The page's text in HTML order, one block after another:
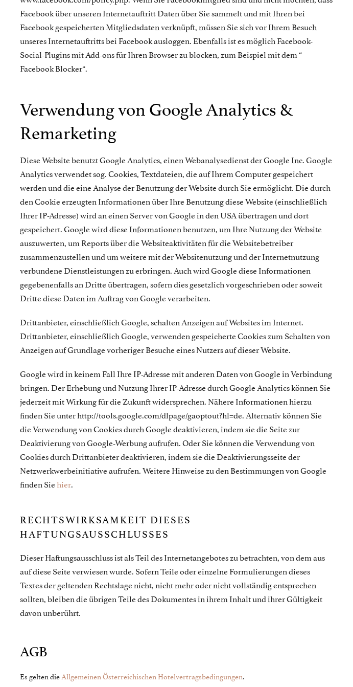
Facebook über unseren Internetauftritt Daten über Sie sammelt und mit Ihren bei
Facebook gespeicherten Mitgliedsdaten verknüpft, müssen Sie sich vor Ihrem Besuch
unseres Internetauftritts bei Facebook ausloggen. Ebenfalls ist es möglich Facebook-
Social-Plugins mit Add-ons für Ihren Browser zu blocken, zum Beispiel mit dem “
Facebook Blocker“.
Verwendung von Google Analytics &
Remarketing
Diese Website benutzt Google Analytics, einen Webanalysedienst der Google Inc. Google
Analytics verwendet sog. Cookies, Textdateien, die auf Ihrem Computer gespeichert
werden und die eine Analyse der Benutzung der Website durch Sie ermöglicht. Die durch
den Cookie erzeugten Informationen über Ihre Benutzung diese Website (einschließlich
Ihrer IP-Adresse) wird an einen Server von Google in den USA übertragen und dort
gespeichert. Google wird diese Informationen benutzen, um Ihre Nutzung der Website
auszuwerten, um Reports über die Websiteaktivitäten für die Websitebetreiber
zusammenzustellen und um weitere mit der Websitenutzung und der Internetnutzung
verbundene Dienstleistungen zu erbringen. Auch wird Google diese Informationen
gegebenenfalls an Dritte übertragen, sofern dies gesetzlich vorgeschrieben oder soweit
Dritte diese Daten im Auftrag von Google verarbeiten.
Drittanbieter, einschließlich Google, schalten Anzeigen auf Websites im Internet.
Drittanbieter, einschließlich Google, verwenden gespeicherte Cookies zum Schalten von
Anzeigen auf Grundlage vorheriger Besuche eines Nutzers auf dieser Website.
Google wird in keinem Fall Ihre IP-Adresse mit anderen Daten von Google in Verbindung
bringen. Der Erhebung und Nutzung Ihrer IP-Adresse durch Google Analytics können Sie
jederzeit mit Wirkung für die Zukunft widersprechen. Nähere Informationen hierzu
finden Sie unter http://tools.google.com/dlpage/gaoptout?hl=de. Alternativ können Sie
die Verwendung von Cookies durch Google deaktivieren, indem sie die Seite zur
Deaktivierung von Google-Werbung aufrufen. Oder Sie können die Verwendung von
Cookies durch Drittanbieter deaktivieren, indem sie die Deaktivierungsseite der
Netzwerkwerbeinitiative aufrufen. Weitere Hinweise zu den Bestimmungen von Google
finden Siehier.
RECHTSWIRKSAMKEIT DIESES
HAFTUNGSAUSSCHLUSSES
Dieser Haftungsausschluss ist als Teil des Internetangebotes zu betrachten, von dem aus
auf diese Seite verwiesen wurde. Sofern Teile oder einzelne Formulierungen dieses
Textes der geltenden Rechtslage nicht, nicht mehr oder nicht vollständig entsprechen
sollten, bleiben die übrigen Teile des Dokumentes in ihrem Inhalt und ihrer Gültigkeit
davon unberührt.
AGB
Es gelten dieAllgemeinen Österreichischen Hotelvertragsbedingungen.